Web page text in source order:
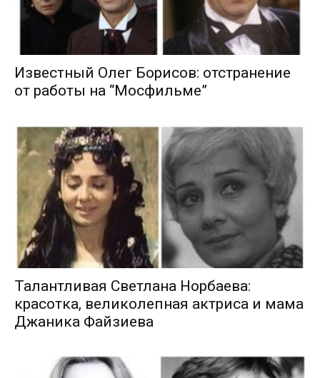
Известный Олег Борисов: отстранение
от работы на “Мосфильме”
Талантливая Светлана Норбаева:
красотка, великолепная актриса и мама
Джаника Файзиева